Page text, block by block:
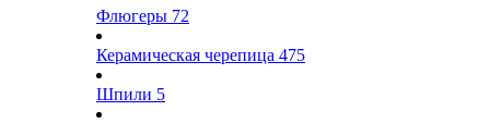
Флюгеры 72
Керамическая черепица 475
Шпили 5